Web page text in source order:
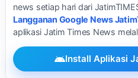
news setiap hari dari
Langganan Google News
aplikasi Jatim Times News
Install Aplikasi